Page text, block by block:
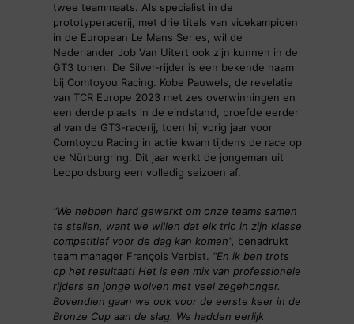
twee teammaats. Als specialist in de
prototyperacerij, met drie titels van vicekampioen
in de European Le Mans Series, wil de
Nederlander Job Van Uitert ook zijn kunnen in de
GT3 tonen. De Silver-rijder is een bekende naam
bij Comtoyou Racing. Kobe Pauwels, de revelatie
van TCR Europe 2023 met zes overwinningen en
een derde plaats in de eindstand, proefde eerder
al van de GT3-racerij, toen hij vorig jaar voor
Comtoyou Racing in actie kwam tijdens de race op
de Nürburgring. Dit jaar werkt de jongeman uit
Leopoldsburg een volledig seizoen af.
“We hebben hard gewerkt om onze teams samen
te stellen, want we willen dat elk trio in zijn klasse
competitief voor de dag kan komen”, benadrukt
team manager François Verbist. “En ik ben trots
op het resultaat! Het is een mix van professionele
rijders en jonge wolven met veel zegehonger.
Bovendien gaan we ook voor de eerste keer in de
Bronze Cup aan de slag. We hadden eerlijk